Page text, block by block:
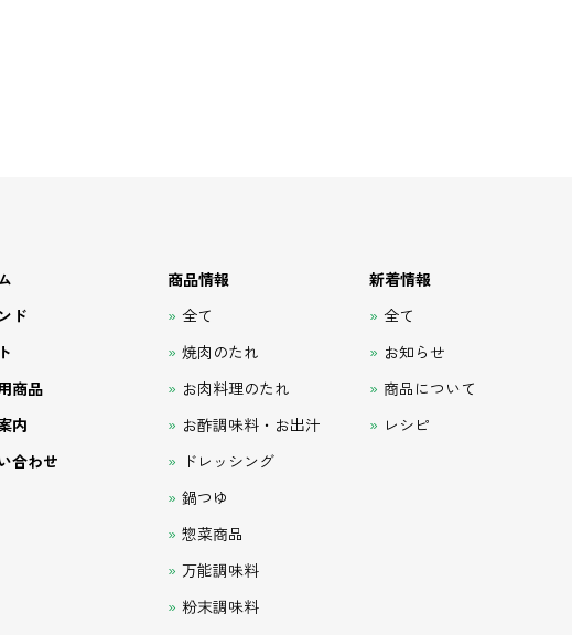
ド
商品
内
合わせ
商品情報
全て
焼肉のたれ
お肉料理のたれ
お酢調味料・お出汁
ドレッシング
鍋つゆ
惣菜商品
万能調味料
粉末調味料
新着情報
全て
お知らせ
商品について
レシピ